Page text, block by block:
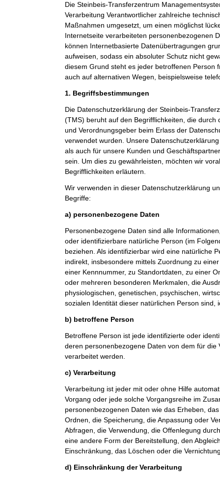
Die Steinbeis-Transferzentrum
Verarbeitung Verantwortlicher zahlreiche
Maßnahmen umgesetzt, um einen möglichst
Internetseite verarbeiteten personenbezogenen
können Internetbasierte Datenübertragungen
aufweisen, sodass ein absoluter Schutz nicht
diesem Grund steht es jeder betroffenen Person
auch auf alternativen Wegen, beispielsweise
1. Begriffsbestimmungen
Die Datenschutzerklärung der Steinbeis-
(TMS) beruht auf den Begrifflichkeiten, die durch
und Verordnungsgeber beim Erlass der
verwendet wurden. Unsere
als auch für unsere Kunden und
sein. Um dies zu gewährleisten, möchten wir
Begrifflichkeiten erläutern.
Wir verwenden in dieser Datenschutzerklärung
Begriffe:
a) personenbezogene Daten
Personenbezogene Daten sind alle
oder identifizierbare natürliche Person (im
beziehen. Als identifizierbar wird eine natürliche
indirekt, insbesondere mittels Zuordnung zu
einer Kennnummer, zu Standortdaten, zu einer
oder mehreren besonderen Merkmalen, die
physiologischen, genetischen, psychischen,
sozialen Identität dieser natürlichen Person sind,
b) betroffene Person
Betroffene Person ist jede identifizierte oder
deren personenbezogene Daten von dem für die
verarbeitet werden.
c) Verarbeitung
Verarbeitung ist jeder mit oder ohne Hilfe
Vorgang oder jede solche Vorgangsreihe im
personenbezogenen Daten wie das Erheben,
Ordnen, die Speicherung, die Anpassung oder
Abfragen, die Verwendung, die Offenlegung
eine andere Form der Bereitstellung, den
Einschränkung, das Löschen oder die
d) Einschränkung der Verarbeitung